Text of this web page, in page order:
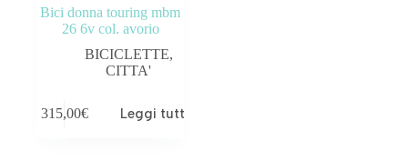
OUTLET
Tag prodotto
Bici donna touring mbm
26 6v col. avorio
BICICLETTE,
CITTA'
315,00€ Leggi tutto